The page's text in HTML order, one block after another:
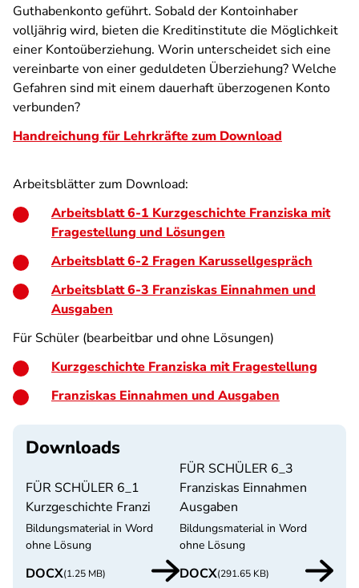
Guthabenkonto geführt. Sobald der Kontoinhaber
volljährig wird, bieten die Kreditinstitute die Möglichkeit
einer Kontoüberziehung. Worin unterscheidet sich eine
vereinbarte von einer geduldeten Überziehung? Welche
Gefahren sind mit einem dauerhaft überzogenen Konto
verbunden?
Handreichung für Lehrkräfte zum Download
Arbeitsblätter zum Download:
Arbeitsblatt 6-1 Kurzgeschichte Franziska mit
Fragestellung und Lösungen
Arbeitsblatt 6-2 Fragen Karussellgespräch
Arbeitsblatt 6-3 Franziskas Einnahmen und
Ausgaben
Für Schüler (bearbeitbar und ohne Lösungen)
Kurzgeschichte Franziska mit Fragestellung
Franziskas Einnahmen und Ausgaben
Downloads
FÜR SCHÜLER 6_1
Kurzgeschichte Franzi
Bildungsmaterial in Word
ohne Lösung
DOCX(1.25 MB)
FÜR SCHÜLER 6_3
Franziskas Einnahmen
Ausgaben
Bildungsmaterial in Word
ohne Lösung
DOCX(291.65 KB)